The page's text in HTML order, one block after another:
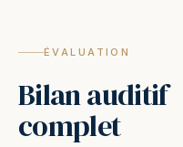
ÉVALUATION
Bilan auditif
complet